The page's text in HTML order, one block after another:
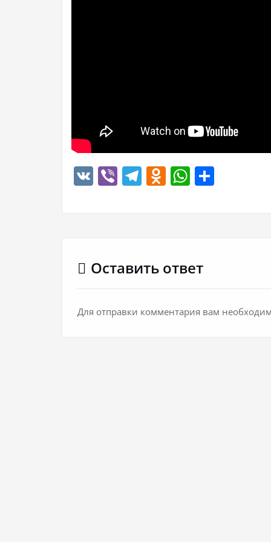
VK ViberTelegramWhatsApp
Оставить ответ
Для отправки комментария вам